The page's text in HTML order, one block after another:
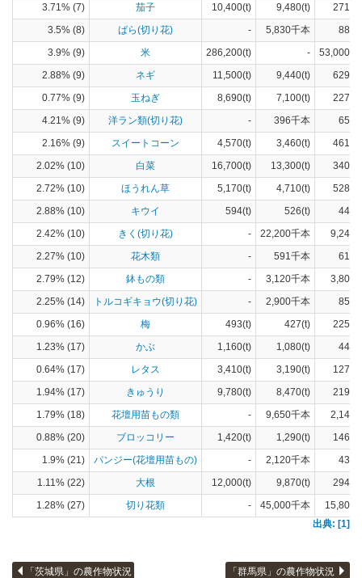
3.71% (7)
茄子 10,400(t) 9,480(t)
3.5% (8)
ばら(切り花) - 5,830千本
3.9% (9)
米 286,200(t) -
2.88% (9)
ネギ 11,500(t) 9,440(t)
0.77% (9)
玉ねぎ 8,690(t) 7,100(t)
4.21% (9)
洋ラン類(切り花) - 396千本
2.16% (9)
スイートコーン 4,570(t) 3,460(t)
2.02% (10)
白菜 16,700(t) 13,300(t)
2.72% (10)
ほうれん草 5,170(t) 4,710(t)
2.88% (10)
キウイ 594(t) 526(t)
2.42% (10)
きく(切り花) - 22,200千本
2.27% (10)
花木類 - 591千本
2.79% (12)
鉢もの類 - 3,120千本
2.25% (14)
トルコギキョウ(切り花) - 2,900千本
0.96% (16)
梅 493(t) 427(t)
1.23% (17)
かぶ 1,160(t) 1,080(t)
0.64% (17)
レタス 3,410(t) 3,190(t)
1.94% (17)
きゅうり 9,780(t) 8,470(t)
1.79% (18)
花壇用苗もの類 - 9,650千本
0.88% (20)
ブロッコリー 1,420(t) 1,290(t)
1.9% (21)
パンジー(花壇用苗もの) - 2,120千本
1.11% (22)
大根 12,000(t) 9,870(t)
1.28% (27)
切り花類 - 45,000千本
出典: [1]
「茨城県」の農作物状況 「群馬県」の農作物状況